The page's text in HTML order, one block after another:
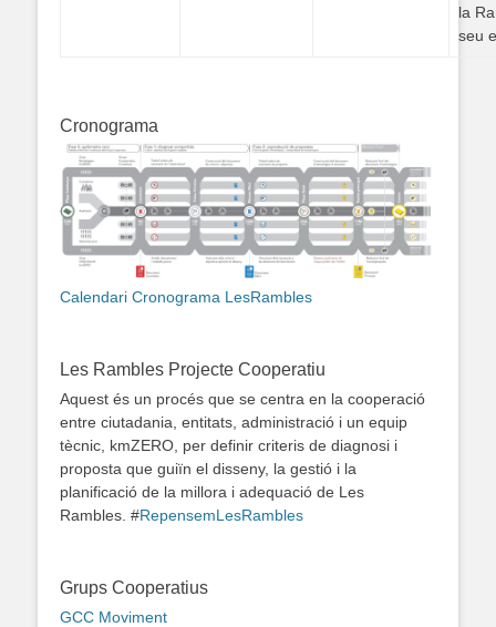
la
seu
Cronograma
Calendari Cronograma LesRambles
Les Rambles Projecte Cooperatiu
Aquest és un procés que se centra en la cooperació
entre ciutadania, entitats, administració i un equip
tècnic, kmZERO, per definir criteris de diagnosi i
proposta que guiïn el disseny, la gestió i la
planificació de la millora i adequació de Les
Rambles. #RepensemLesRambles
Grups Cooperatius
GCC Moviment